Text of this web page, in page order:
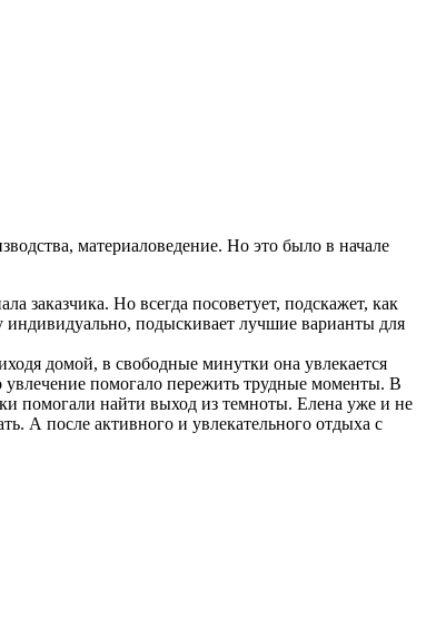
материаловедение. Но это было в начале
заказчика. Но всегда посоветует, подскажет, как
подыскивает лучшие варианты для
домой, в свободные минутки она увлекается
помогало пережить трудные моменты. В
помогали найти выход из темноты. Елена уже и не
А после активного и увлекательного отдыха с